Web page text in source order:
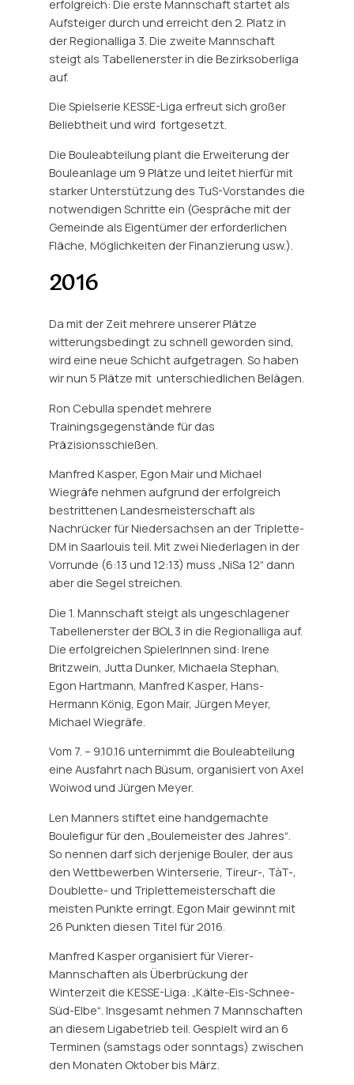
erfolgreich: Die erste Mannschaft startet als
Aufsteiger durch und erreicht den 2. Platz in
der Regionalliga 3. Die zweite Mannschaft
steigt als Tabellenerster in die Bezirksoberliga
auf.
Die Spielserie KESSE-Liga erfreut sich großer
Beliebtheit und wird fortgesetzt.
Die Bouleabteilung plant die Erweiterung der
Bouleanlage um 9 Plätze und leitet hierfür mit
starker Unterstützung des TuS-Vorstandes die
notwendigen Schritte ein (Gespräche mit der
Gemeinde als Eigentümer der erforderlichen
Fläche, Möglichkeiten der Finanzierung usw.).
2016
Da mit der Zeit mehrere unserer Plätze
witterungsbedingt zu schnell geworden sind,
wird eine neue Schicht aufgetragen. So haben
wir nun 5 Plätze mit unterschiedlichen Belägen.
Ron Cebulla spendet mehrere
Trainingsgegenstände für das
Präzisionsschießen.
Manfred Kasper, Egon Mair und Michael
Wiegräfe nehmen aufgrund der erfolgreich
bestrittenen Landesmeisterschaft als
Nachrücker für Niedersachsen an der Triplette-
DM in Saarlouis teil. Mit zwei Niederlagen in der
Vorrunde (6:13 und 12:13) muss „NiSa 12“ dann
aber die Segel streichen.
Die 1. Mannschaft steigt als ungeschlagener
Tabellenerster der BOL 3 in die Regionalliga auf.
Die erfolgreichen SpielerInnen sind: Irene
Britzwein, Jutta Dunker, Michaela Stephan,
Egon Hartmann, Manfred Kasper, Hans-
Hermann König, Egon Mair, Jürgen Meyer,
Michael Wiegräfe.
Vom 7. – 9.10.16 unternimmt die Bouleabteilung
eine Ausfahrt nach Büsum, organisiert von Axel
Woiwod und Jürgen Meyer.
Len Manners stiftet eine handgemachte
Boulefigur für den „Boulemeister des Jahres“.
So nennen darf sich derjenige Bouler, der aus
den Wettbewerben Winterserie, Tireur-, TàT-,
Doublette- und Triplettemeisterschaft die
meisten Punkte erringt. Egon Mair gewinnt mit
26 Punkten diesen Titel für 2016.
Manfred Kasper organisiert für Vierer-
Mannschaften als Überbrückung der
Winterzeit die KESSE-Liga: „Kälte-Eis-Schnee-
Süd-Elbe“. Insgesamt nehmen 7 Mannschaften
an diesem Ligabetrieb teil. Gespielt wird an 6
Terminen (samstags oder sonntags) zwischen
den Monaten Oktober bis März.